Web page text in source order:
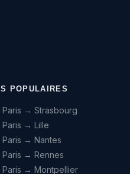
POPULAIRES
Paris → Strasbourg
Paris → Lille
Paris → Nantes
Paris → Rennes
Paris → Montpellier